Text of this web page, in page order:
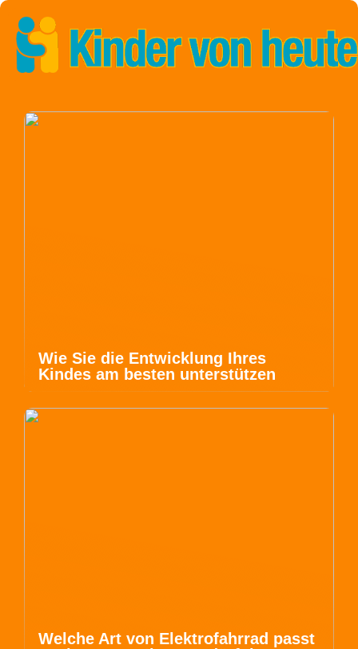
Wie Sie die Entwicklung Ihres
Kindes am besten unterstützen
Welche Art von Elektrofahrrad passt